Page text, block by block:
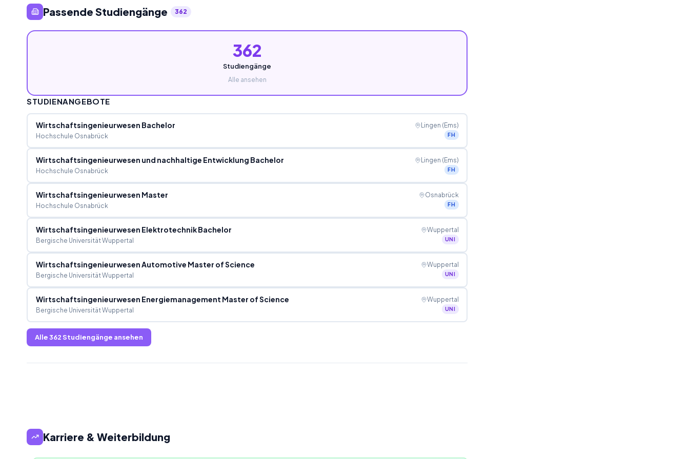
Passende Studiengänge 362
362
Studiengänge
Alle ansehen
STUDIENANGEBOTE
Wirtschaftsingenieurwesen Bachelor
Hochschule Osnabrück
Lingen (Ems)
FH
Wirtschaftsingenieurwesen und nachhaltige Entwicklung Bachelor
Hochschule Osnabrück
Lingen (Ems)
FH
Wirtschaftsingenieurwesen Master
Hochschule Osnabrück
Osnabrück
FH
Wirtschaftsingenieurwesen Elektrotechnik Bachelor
Bergische Universität Wuppertal
Wuppertal
UNI
Wirtschaftsingenieurwesen Automotive Master of Science
Bergische Universität Wuppertal
Wuppertal
UNI
Wirtschaftsingenieurwesen Energiemanagement Master of Science
Bergische Universität Wuppertal
Wuppertal
UNI
Alle362Studiengänge ansehen
Karriere & Weiterbildung